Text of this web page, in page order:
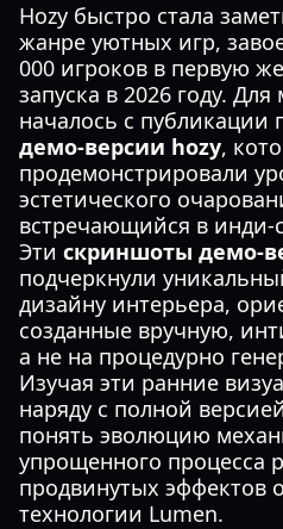
Hozy быстро стала
жанре уютных игр,
000 игроков в первую
запуска в 2026 году.
началось с публикации
демо-версии hozy,
продемонстрировали
эстетического
встречающийся в инди-
Эти скриншоты демо-
подчеркнули
дизайну интерьера,
созданные вручную,
а не на процедурно
Изучая эти ранние
наряду с полной
понять эволюцию
упрощенного процесса
продвинутых эффектов
технологии Lumen.